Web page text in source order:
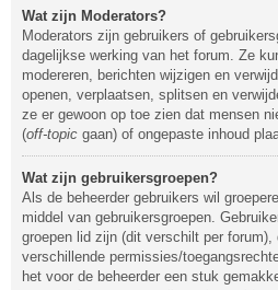
Wat zijn Moderators?
Moderators zijn gebruikers of
dagelijkse werking van het forum. Ze
modereren, berichten wijzigen en
openen, verplaatsen, splitsen en
ze er gewoon op toe zien dat mensen
(off-topic gaan) of ongepaste inhoud
Wat zijn gebruikersgroepen?
Als de beheerder gebruikers wil
middel van gebruikersgroepen.
groepen lid zijn (dit verschilt per forum),
verschillende permissies/
het voor de beheerder een stuk